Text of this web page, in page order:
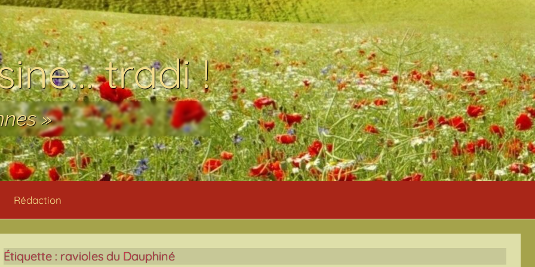
tradi !
»
Rédaction
Étiquette : ravioles du Dauphiné